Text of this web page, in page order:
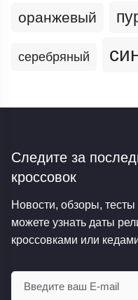
оранжевый
серебряный
Следите за
кроссовок
Новости, обзоры,
можете узнать даты
кроссовками или